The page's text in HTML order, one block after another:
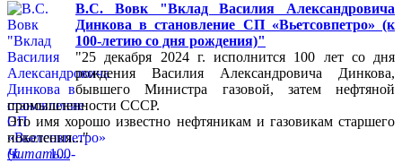
В.С. Вовк "Вклад Василия Александровича
Динкова в становление СП «Вьетсовпетро» (к
100-летию со дня рождения)"
"25 декабря 2024 г. исполнится 100 лет со дня
рождения Василия Александровича Динкова,
бывшего Министра газовой, затем нефтяной
промышленности СССР.
Это имя хорошо известно нефтяникам и газовикам старшего
поколения..."
Читать...